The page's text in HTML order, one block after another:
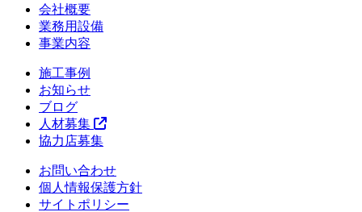
会社概要
業務用設備
事業内容
施工事例
お知らせ
ブログ
人材募集
協力店募集
お問い合わせ
個人情報保護方針
サイトポリシー